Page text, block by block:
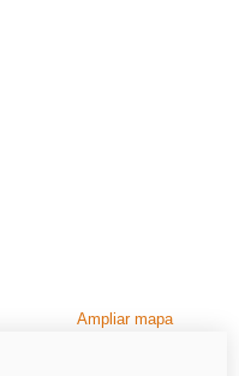
Ampliar mapa